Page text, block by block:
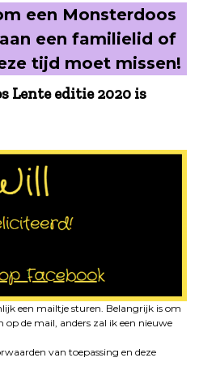
een Monsterdoos
een familielid of
tijd moet missen!
Lente editie 2020 is
een mailtje sturen. Belangrijk is om
de mail, anders zal ik een nieuwe
van toepassing en deze